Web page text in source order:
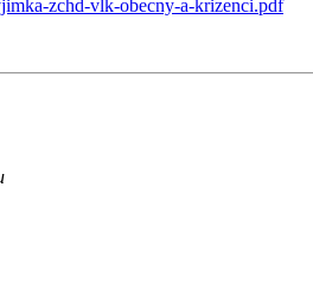
zchd-vlk-obecny-a-krizenci.pdf